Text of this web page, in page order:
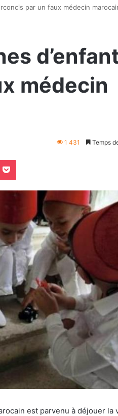
par un faux médecin
médecin
1 431 Temps
Pocket
est parvenu à déjouer la